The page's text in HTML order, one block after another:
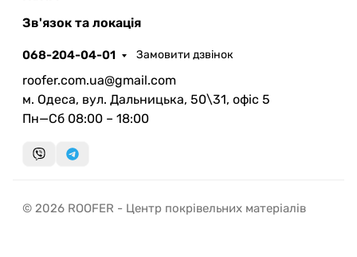
Зв'язок та локація
068-204-04-01 Замовити дзвінок
roofer.com.ua@gmail.com
м. Одеса, вул. Дальницька, 50\31, офіс 5
Пн—Сб 08:00 – 18:00
© 2026 ROOFER - Центр покрівельних матеріалів
AI помічник
миттєвий зворотний виклик